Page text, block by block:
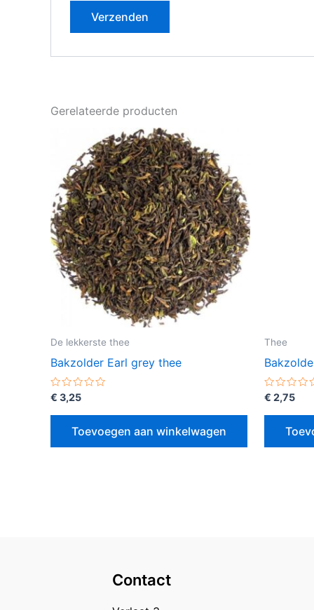
Gerelateerde producten
De lekkerste thee
Bakzolder Earl grey thee
Gewaardeerd
uit
€ 3,25
Toevoegen aan winkelwagen
Thee
uit
€ 2,75
Contact